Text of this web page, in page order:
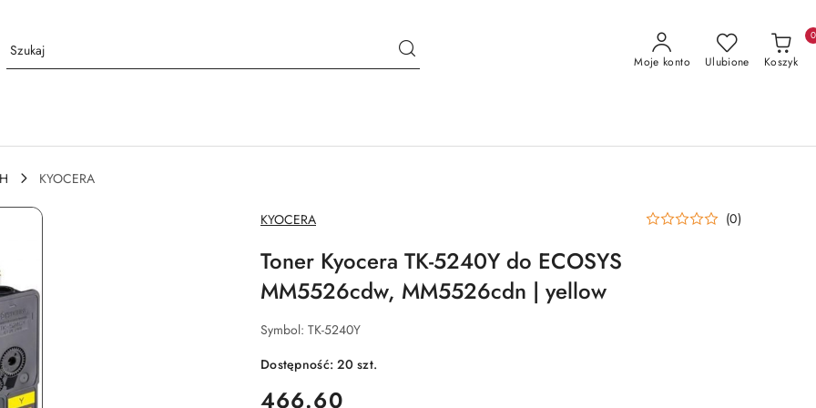
Moje konto Ulubione Koszyk
0
KYOCERA
NAZWA
PRODUCENTA:
KYOCERA (0)
Toner Kyocera TK-5240Y do ECOSYS
MM5526cdw, MM5526cdn | yellow
Symbol: TK-5240Y
Dostępność:20szt.
cena:
466.60